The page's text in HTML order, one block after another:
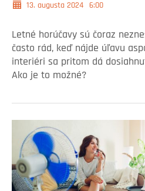
13. augusta 2024 6:00
Letné horúčavy sú čoraz
často rád, keď nájde úľavu
interiéri sa pritom dá
Ako je to možné?